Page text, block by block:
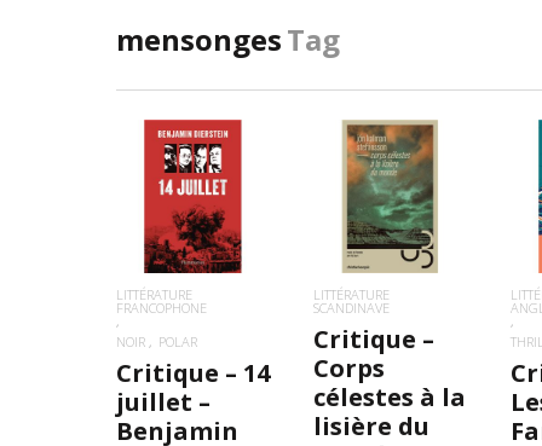
mensongesTag
LIRE LA SUITE
LITTÉRATURE
FRANCOPHONE
NOIR
POLAR
Critique – 14
juillet –
Benjamin
LIRE LA SUITE
LITTÉRATURE
SCANDINAVE
Critique –
Corps
célestes à la
lisière du